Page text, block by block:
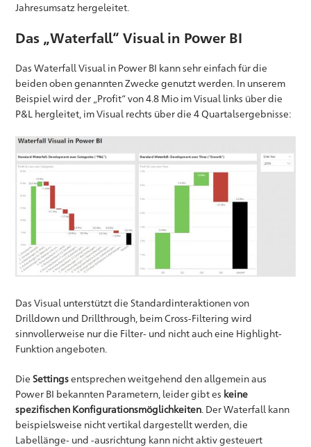
Jahresumsatz hergeleitet.
Das „Waterfall“ Visual in Power BI
Das Waterfall Visual in Power BI kann sehr einfach für die
beiden oben genannten Zwecke genutzt werden. In unserem
Beispiel wird der „Profit“ von 4.8 Mio im Visual links über die
P&L hergleitet, im Visual rechts über die 4 Quartalsergebnisse:
Das Visual unterstützt die Standardinteraktionen von
Drilldown und Drillthrough, beim Cross-Filtering wird
sinnvollerweise nur die Filter- und nicht auch eine Highlight-
Funktion angeboten.
DieSettingsentsprechen weitgehend den allgemein aus
Power BI bekannten Parametern, leider gibt es keine
spezifischen Konfigurationsmöglichkeiten . Der Waterfall kann
beispielsweise nicht vertikal dargestellt werden, die
Labellänge- und -ausrichtung kann nicht aktiv gesteuert